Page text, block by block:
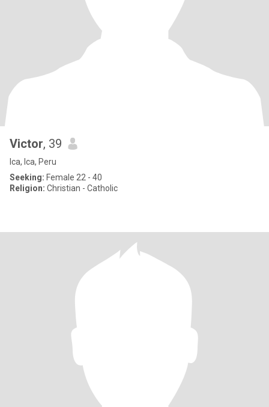
Victor, 39
Ica, Ica, Peru
Seeking: Female 22 - 40
Religion: Christian - Catholic